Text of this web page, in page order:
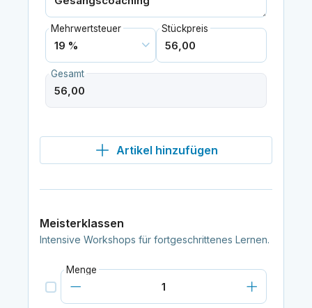
Mehrwertsteuer Stückpreis
Gesamt
Artikel hinzufügen
Meisterklassen
Intensive Workshops für fortgeschrittenes Lernen.
Menge